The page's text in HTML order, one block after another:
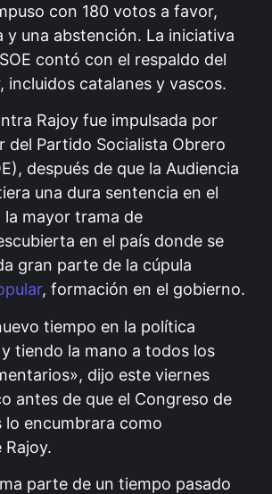
con 180 votos a favor,
y una abstención. La iniciativa
contó con el respaldo del
incluidos catalanes y vascos.
Rajoy fue impulsada por
del Partido Socialista Obrero
después de que la Audiencia
una dura sentencia en el
la mayor trama de
en el país donde se
gran parte de la cúpula
, formación en el gobierno.
tiempo en la política
tiendo la mano a todos los
dijo este viernes
antes de que el Congreso de
lo encumbrara como
Rajoy.
parte de un tiempo pasado